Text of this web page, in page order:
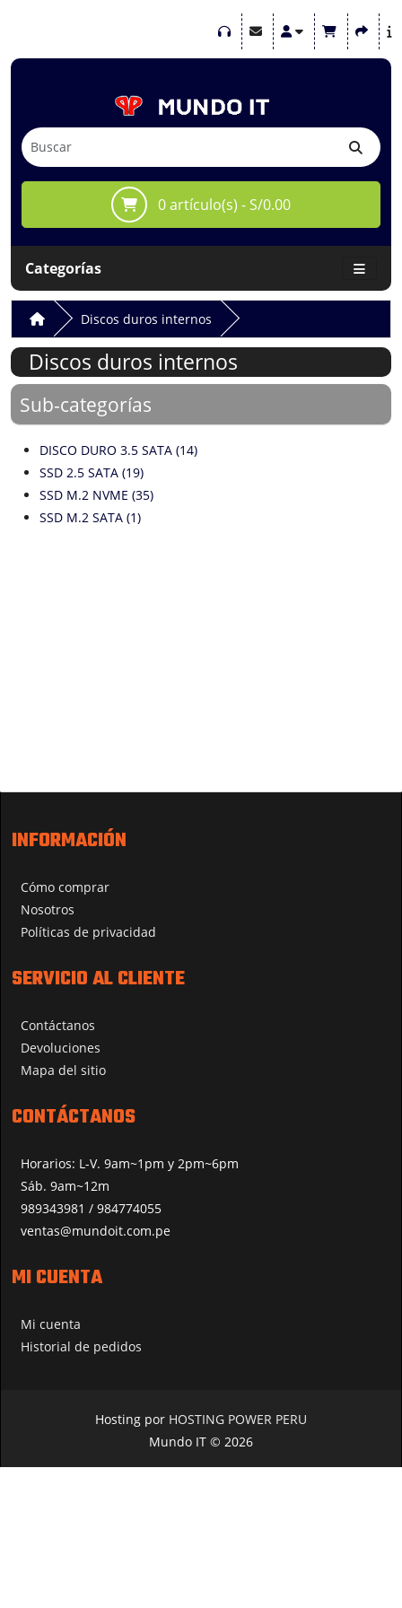
0 artículo(s) - S/0.00
Categorías
Discos duros internos
Discos duros internos
Sub-categorías
DISCO DURO 3.5 SATA (14)
SSD 2.5 SATA (19)
SSD M.2 NVME (35)
SSD M.2 SATA (1)
INFORMACIÓN
Cómo comprar
Nosotros
Políticas de privacidad
SERVICIO AL CLIENTE
Contáctanos
Devoluciones
Mapa del sitio
CONTÁCTANOS
Horarios: L-V. 9am~1pm y 2pm~6pm
Sáb. 9am~12m
989343981 / 984774055
ventas@mundoit.com.pe
MI CUENTA
Mi cuenta
Historial de pedidos
Hosting por HOSTING POWER PERU
Mundo IT © 2026